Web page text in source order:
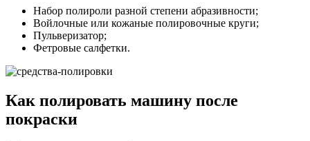
Набор полироли разной степени абразивности;
Войлочные или кожаные полировочные круги;
Пульверизатор;
Фетровые салфетки.
Как полировать машину после
покраски